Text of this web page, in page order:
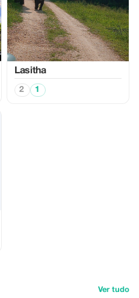
Lasitha
2 1
Ver tudo